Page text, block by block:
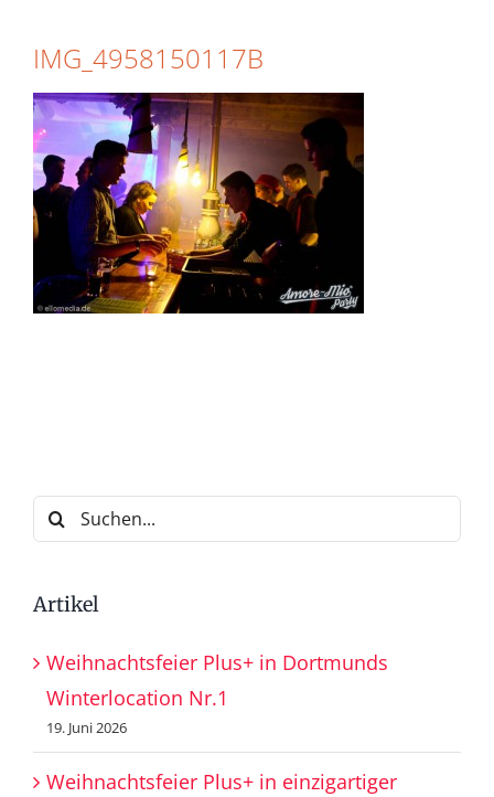
IMG_4958150117B
Suche
nach:
Artikel
Weihnachtsfeier Plus+ in Dortmunds
Winterlocation Nr.1
19. Juni 2026
Weihnachtsfeier Plus+ in einzigartiger